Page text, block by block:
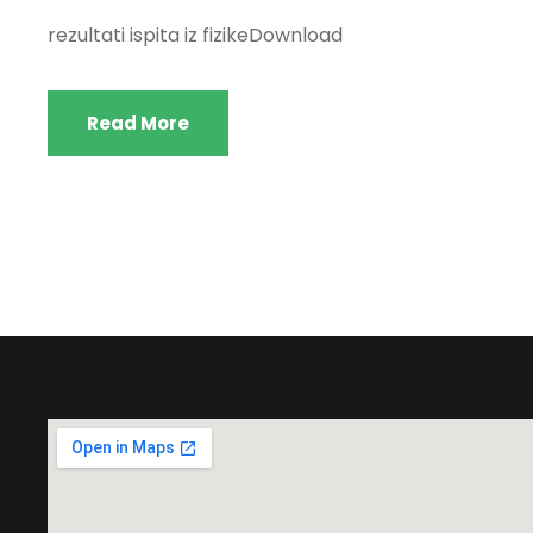
rezultati ispita iz fizikeDownload
Read More